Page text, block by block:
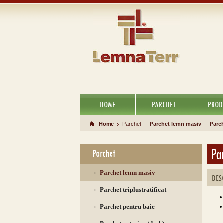
HOME PARCHET
Home Parchet Parchet lemn masiv
Parchet
Parchet lemn masiv
Parchet triplustratificat
Parchet pentru baie